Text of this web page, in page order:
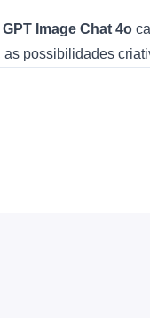
GPT Image Chat 4o
as possibilidades